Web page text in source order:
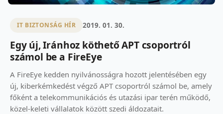
IT BIZTONSÁG HÍR 2019. 01. 30.
Egy új, Iránhoz köthető APT csoportról
számol be a FireEye
A FireEye kedden nyilvánosságra hozott jelentésében egy
új, kiberkémkedést végző APT csoportról számol be, amely
főként a telekommunikációs és utazási ipar terén működő,
közel-keleti vállalatok között szedi áldozatait.